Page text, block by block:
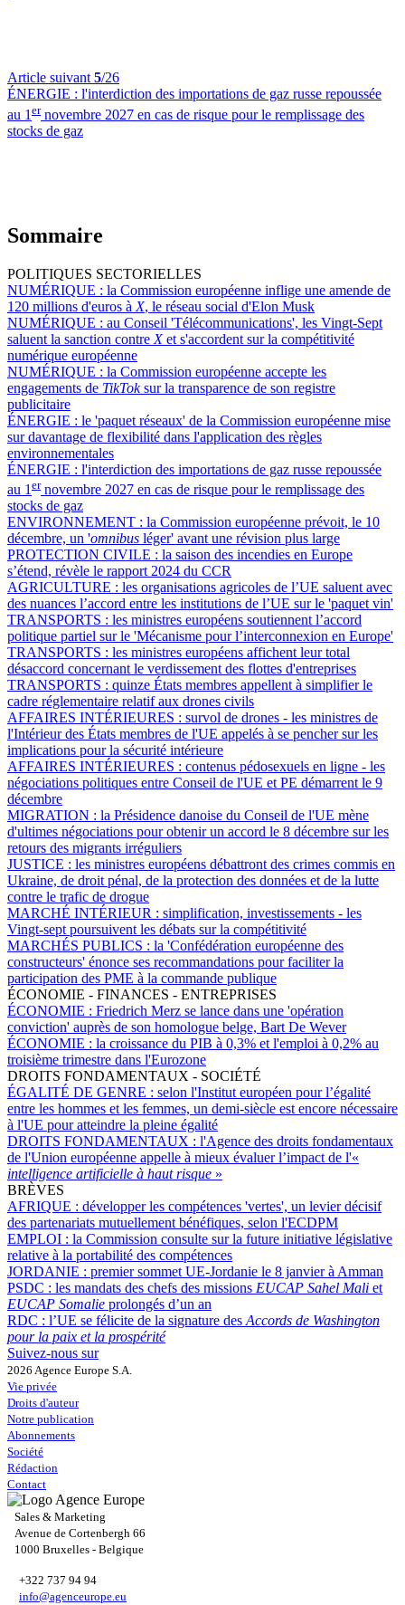
Article suivant 5/26
ÉNERGIE : l'interdiction des importations de gaz russe repoussée
au 1 ernovembre 2027 en cas de risque pour le remplissage des
stocks de gaz
Sommaire
POLITIQUES SECTORIELLES
NUMÉRIQUE : la Commission européenne inflige une amende de
120 millions d'euros à X, le réseau social d'Elon Musk
NUMÉRIQUE : au Conseil 'Télécommunications', les Vingt-Sept
saluent la sanction contre Xet s'accordent sur la compétitivité
numérique européenne
NUMÉRIQUE : la Commission européenne accepte les
engagements de TikToksur la transparence de son registre
publicitaire
ÉNERGIE : le 'paquet réseaux' de la Commission européenne mise
sur davantage de flexibilité dans l'application des règles
environnementales
ÉNERGIE : l'interdiction des importations de gaz russe repoussée
au 1ernovembre 2027 en cas de risque pour le remplissage des
stocks de gaz
ENVIRONNEMENT : la Commission européenne prévoit, le 10
décembre, un 'omnibus léger' avant une révision plus large
PROTECTION CIVILE : la saison des incendies en Europe
s’étend, révèle le rapport 2024 du CCR
AGRICULTURE : les organisations agricoles de l’UE saluent avec
des nuances l’accord entre les institutions de l’UE sur le 'paquet vin'
TRANSPORTS : les ministres européens soutiennent l’accord
politique partiel sur le 'Mécanisme pour l’interconnexion en Europe'
TRANSPORTS : les ministres européens affichent leur total
désaccord concernant le verdissement des flottes d'entreprises
TRANSPORTS : quinze États membres appellent à simplifier le
cadre réglementaire relatif aux drones civils
AFFAIRES INTÉRIEURES : survol de drones - les ministres de
l'Intérieur des États membres de l'UE appelés à se pencher sur les
implications pour la sécurité intérieure
AFFAIRES INTÉRIEURES : contenus pédosexuels en ligne - les
négociations politiques entre Conseil de l'UE et PE démarrent le 9
décembre
MIGRATION : la Présidence danoise du Conseil de l'UE mène
d'ultimes négociations pour obtenir un accord le 8 décembre sur les
retours des migrants irréguliers
JUSTICE : les ministres européens débattront des crimes commis en
Ukraine, de droit pénal, de la protection des données et de la lutte
contre le trafic de drogue
MARCHÉ INTÉRIEUR : simplification, investissements - les
Vingt-sept poursuivent les débats sur la compétitivité
MARCHÉS PUBLICS : la 'Confédération européenne des
constructeurs' énonce ses recommandations pour faciliter la
participation des PME à la commande publique
ÉCONOMIE - FINANCES - ENTREPRISES
ÉCONOMIE : Friedrich Merz se lance dans une 'opération
conviction' auprès de son homologue belge, Bart De Wever
ÉCONOMIE : la croissance du PIB à 0,3% et l'emploi à 0,2% au
troisième trimestre dans l'Eurozone
DROITS FONDAMENTAUX - SOCIÉTÉ
ÉGALITÉ DE GENRE : selon l'Institut européen pour l’égalité
entre les hommes et les femmes, un demi-siècle est encore nécessaire
à l'UE pour atteindre la pleine égalité
DROITS FONDAMENTAUX : l'Agence des droits fondamentaux
de l'Union européenne appelle à mieux évaluer l’impact de l'«
intelligence artificielle à haut risque »
BRÈVES
AFRIQUE : développer les compétences 'vertes', un levier décisif
des partenariats mutuellement bénéfiques, selon l'ECDPM
EMPLOI : la Commission consulte sur la future initiative législative
relative à la portabilité des compétences
JORDANIE : premier sommet UE-Jordanie le 8 janvier à Amman
PSDC : les mandats des chefs des missions EUCAP Sahel Mali et
EUCAP Somalie prolongés d’un an
RDC : l’UE se félicite de la signature desAccords de Washington
pour la paix et la prospérité
Suivez-nous sur
2026 Agence Europe S.A.
Vie privée
Droits d'auteur
Notre publication
Abonnements
Société
Rédaction
Contact
Sales & Marketing
Avenue de Cortenbergh 66
1000 Bruxelles - Belgique
+322 737 94 94
info@agenceurope.eu